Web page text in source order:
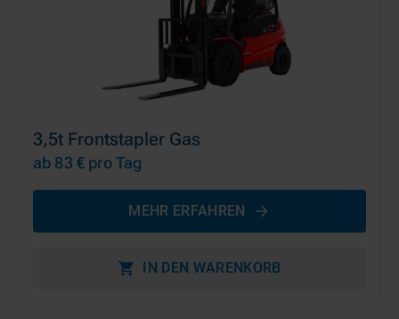
3,5t Frontstapler Gas
ab 83 € pro Tag
MEHR ERFAHREN
IN DEN WARENKORB